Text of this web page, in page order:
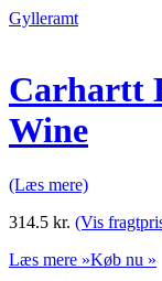
Gylleramt
Carhartt
Wine
(Læs mere)
314.5 kr. (Vis
Læs mere »Køb nu »